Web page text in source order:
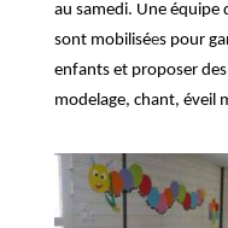
au samedi. Une équipe
sont mobilisées pour
enfants et proposer
modelage, chant, éveil